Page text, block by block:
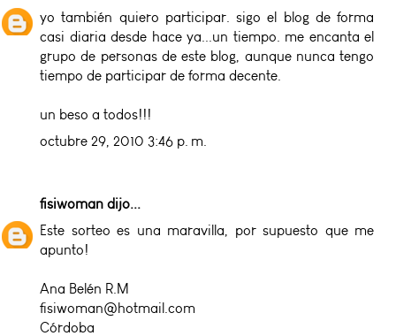
yo también quiero participar. sigo el blog de forma
casi diaria desde hace ya...un tiempo. me encanta el
grupo de personas de este blog, aunque nunca tengo
tiempo de participar de forma decente.
un beso a todos!!!
octubre 29, 2010 3:46 p. m.
fisiwoman dijo...
Este sorteo es una maravilla, por supuesto que me
apunto!
Ana Belén R.M
fisiwoman@hotmail.com
Córdoba